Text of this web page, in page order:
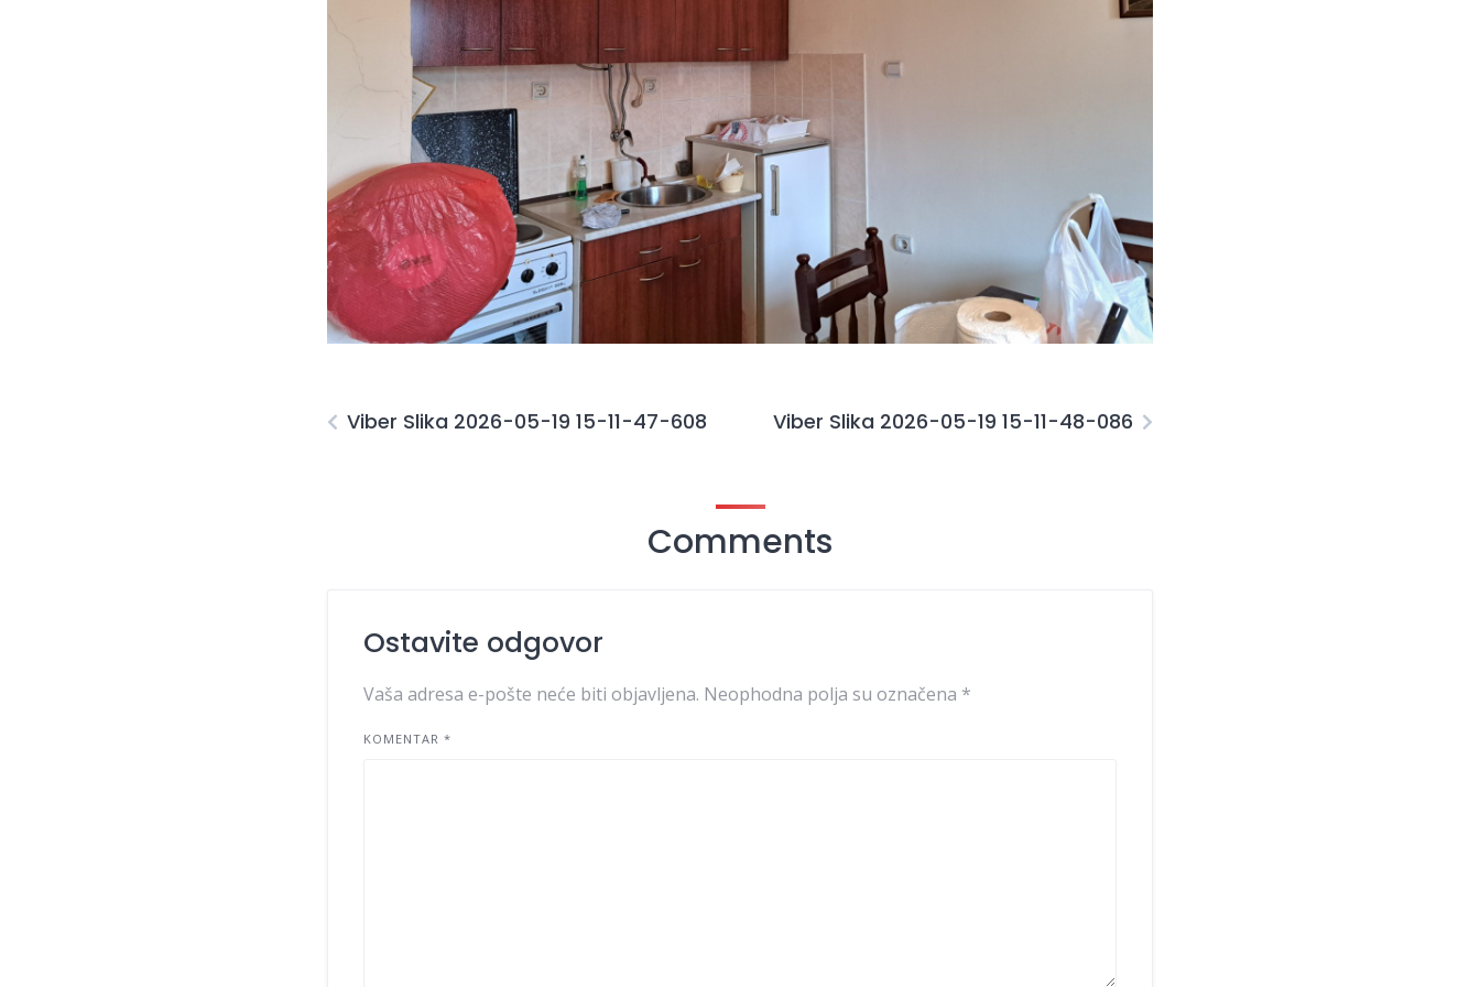
Viber Slika 2026-05-19 15-11-47-608 Viber Slika 2026-05-19 15-11-48-086
Comments
Ostavite odgovor
Vaša adresa e-pošte neće biti objavljena. Neophodna polja su označena *
KOMENTAR*